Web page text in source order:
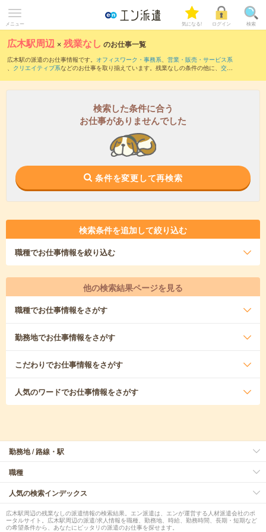
メニュー 気になる! ログイン 検索
広木駅周辺 ×残業なし のお仕事一覧
広木駅の派遣のお仕事情報です。 オフィスワーク・事務系、 営業・販売・サービス系
、 クリエイティブ系などのお仕事を取り揃えています。残業なしの条件の他に、 交通
検索した条件に合う
お仕事がありませんでした
条件を変更して再検索
検索条件を追加して絞り込む
職種でお仕事情報を絞り込む
他の検索結果ページを見る
職種でお仕事情報をさがす
勤務地でお仕事情報をさがす
こだわりでお仕事情報をさがす
人気のワードでお仕事情報をさがす
勤務地 / 路線・駅
職種
人気の検索インデックス
広木駅周辺の残業なしの派遣情報の検索結果。エン派遣は、エンが運営する人材派遣会社のポ
ータルサイト。広木駅周辺の派遣/求人情報を職種、勤務地、時給、勤務時間、長期・短期など
の希望条件から、あなたにピッタリの派遣のお仕事を探せます。